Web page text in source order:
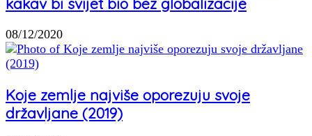
08/12/2020
Koje zemlje najviše oporezuju svoje
državljane (2019)